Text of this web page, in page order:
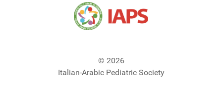
© 2026
Italian-Arabic Pediatric Society